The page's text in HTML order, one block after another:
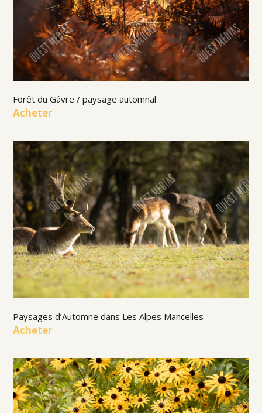
Forêt du Gâvre / paysage automnal
Acheter
Paysages d’Automne dans Les Alpes Mancelles
Acheter